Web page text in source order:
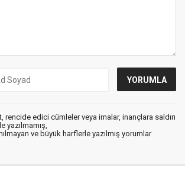
rencide edici cümleler veya imalar, inançlara saldırı
yazılmamış,
ve büyük harflerle yazılmış yorumlar